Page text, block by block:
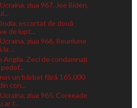
ziua 967. Joe Biden,
escortat de două
de lupt...
ziua 966. Reuniune
la ...
Anglia. Zeci de condamnați
un bărbat fără 165.000
con...
ziua 965. Coreeade
ar f...